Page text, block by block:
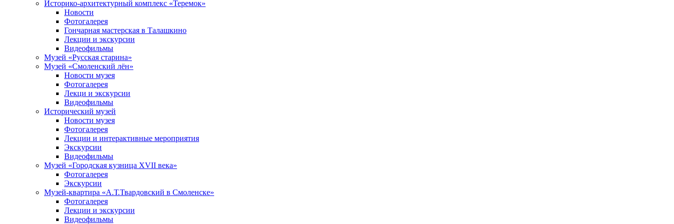
Историко-архитектурный комплекс «Теремок»
Новости
Фотогалерея
Гончарная мастерская в Талашкино
Лекции и экскурсии
Видеофильмы
Музей «Русская старина»
Музей «Смоленский лён»
Новости музея
Фотогалерея
Лекци и экскурсии
Видеофильмы
Исторический музей
Новости музея
Фотогалерея
Лекции и интерактивные мероприятия
Экскурсии
Видеофильмы
Музей «Городская кузница XVII века»
Фотогалерея
Экскурсии
Музей-квартира «А.Т.Твардовский в Смоленске»
Фотогалерея
Лекции и экскурсии
Видеофильмы